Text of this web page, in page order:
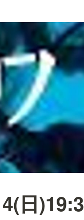
日